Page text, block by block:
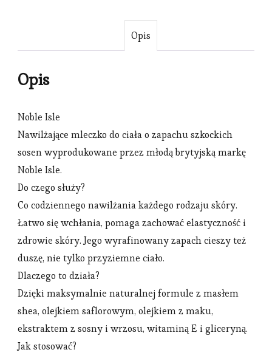
Opis
Opis
Noble Isle
Nawilżające mleczko do ciała o zapachu szkockich
sosen wyprodukowane przez młodą brytyjską markę
Noble Isle.
Do czego służy?
Co codziennego nawilżania każdego rodzaju skóry.
Łatwo się wchłania, pomaga zachować elastyczność i
zdrowie skóry. Jego wyrafinowany zapach cieszy też
duszę, nie tylko przyziemne ciało.
Dlaczego to działa?
Dzięki maksymalnie naturalnej formule z masłem
shea, olejkiem saflorowym, olejkiem z maku,
ekstraktem z sosny i wrzosu, witaminą E i gliceryną.
Jak stosować?